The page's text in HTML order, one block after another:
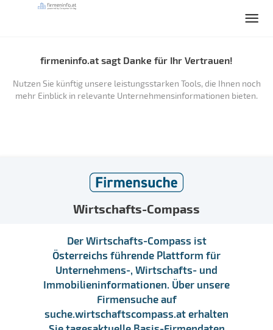
firmeninfo.at sagt Danke für Ihr Vertrauen!
Nutzen Sie künftig unsere leistungsstarken Tools, die Ihnen noch
mehr Einblick in relevante Unternehmensinformationen bieten.
Wirtschafts-Compass
Der Wirtschafts-Compass ist
Österreichs führende Plattform für
Unternehmens-, Wirtschafts- und
Immobilieninformationen. Über unsere
Firmensuche auf
suche.wirtschaftscompass.at erhalten